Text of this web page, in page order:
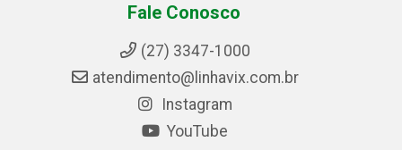
Fale Conosco
(27) 3347-1000
atendimento@linhavix.com.br
Instagram
YouTube